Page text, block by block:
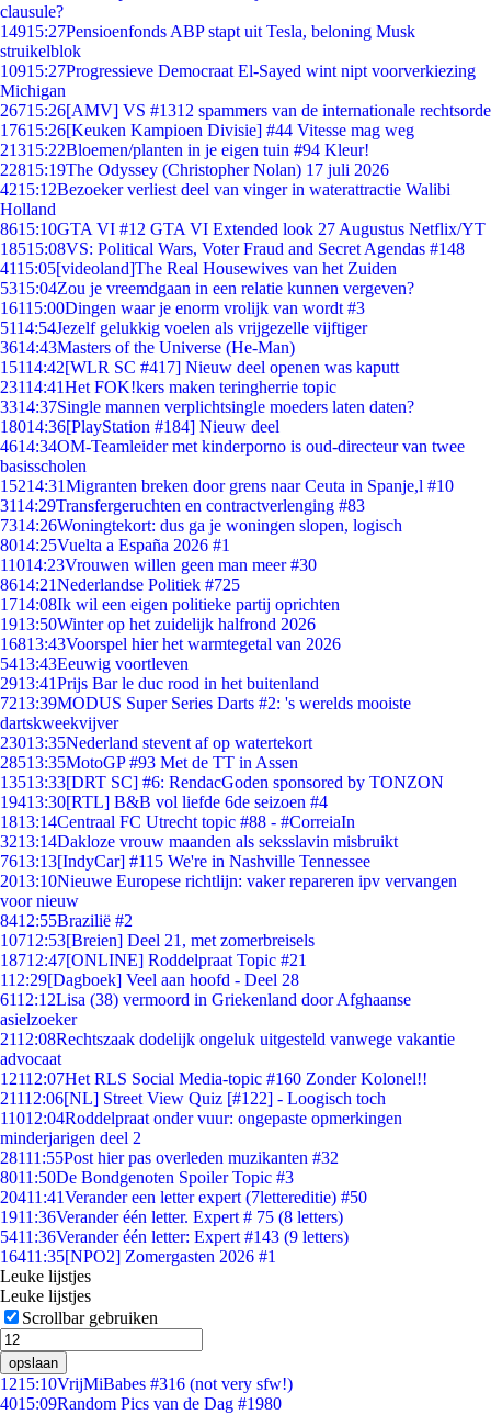
clausule?
14915:27Pensioenfonds ABP stapt uit Tesla, beloning Musk
struikelblok
10915:27Progressieve Democraat El-Sayed wint nipt voorverkiezing
Michigan
26715:26[AMV] VS #1312 spammers van de internationale rechtsorde
17615:26[Keuken Kampioen Divisie] #44 Vitesse mag weg
21315:22Bloemen/planten in je eigen tuin #94 Kleur!
22815:19The Odyssey (Christopher Nolan) 17 juli 2026
4215:12Bezoeker verliest deel van vinger in waterattractie Walibi
Holland
8615:10GTA VI #12 GTA VI Extended look 27 Augustus Netflix/YT
18515:08VS: Political Wars, Voter Fraud and Secret Agendas #148
4115:05[videoland]The Real Housewives van het Zuiden
5315:04Zou je vreemdgaan in een relatie kunnen vergeven?
16115:00Dingen waar je enorm vrolijk van wordt #3
5114:54Jezelf gelukkig voelen als vrijgezelle vijftiger
3614:43Masters of the Universe (He-Man)
15114:42[WLR SC #417] Nieuw deel openen was kaputt
23114:41Het FOK!kers maken teringherrie topic
3314:37Single mannen verplichtsingle moeders laten daten?
18014:36[PlayStation #184] Nieuw deel
4614:34OM-Teamleider met kinderporno is oud-directeur van twee
basisscholen
15214:31Migranten breken door grens naar Ceuta in Spanje,l #10
3114:29Transfergeruchten en contractverlenging #83
7314:26Woningtekort: dus ga je woningen slopen, logisch
8014:25Vuelta a España 2026 #1
11014:23Vrouwen willen geen man meer #30
8614:21Nederlandse Politiek #725
1714:08Ik wil een eigen politieke partij oprichten
1913:50Winter op het zuidelijk halfrond 2026
16813:43Voorspel hier het warmtegetal van 2026
5413:43Eeuwig voortleven
2913:41Prijs Bar le duc rood in het buitenland
7213:39MODUS Super Series Darts #2: 's werelds mooiste
dartskweekvijver
23013:35Nederland stevent af op watertekort
28513:35MotoGP #93 Met de TT in Assen
13513:33[DRT SC] #6: RendacGoden sponsored by TONZON
19413:30[RTL] B&B vol liefde 6de seizoen #4
1813:14Centraal FC Utrecht topic #88 - #CorreiaIn
3213:14Dakloze vrouw maanden als seksslavin misbruikt
7613:13[IndyCar] #115 We're in Nashville Tennessee
2013:10Nieuwe Europese richtlijn: vaker repareren ipv vervangen
voor nieuw
8412:55Brazilië #2
10712:53[Breien] Deel 21, met zomerbreisels
18712:47[ONLINE] Roddelpraat Topic #21
112:29[Dagboek] Veel aan hoofd - Deel 28
6112:12Lisa (38) vermoord in Griekenland door Afghaanse
asielzoeker
2112:08Rechtszaak dodelijk ongeluk uitgesteld vanwege vakantie
advocaat
12112:07Het RLS Social Media-topic #160 Zonder Kolonel!!
21112:06[NL] Street View Quiz [#122] - Loogisch toch
11012:04Roddelpraat onder vuur: ongepaste opmerkingen
minderjarigen deel 2
28111:55Post hier pas overleden muzikanten #32
8011:50De Bondgenoten Spoiler Topic #3
20411:41Verander een letter expert (7lettereditie) #50
1911:36Verander één letter. Expert # 75 (8 letters)
5411:36Verander één letter: Expert #143 (9 letters)
16411:35[NPO2] Zomergasten 2026 #1
Leuke lijstjes
Leuke lijstjes
Scrollbar gebruiken
opslaan
1215:10VrijMiBabes #316 (not very sfw!)
4015:09Random Pics van de Dag #1980